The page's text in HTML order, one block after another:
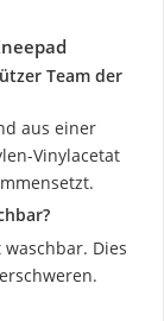
Team der
aus einer
Vinylacetat
Dies